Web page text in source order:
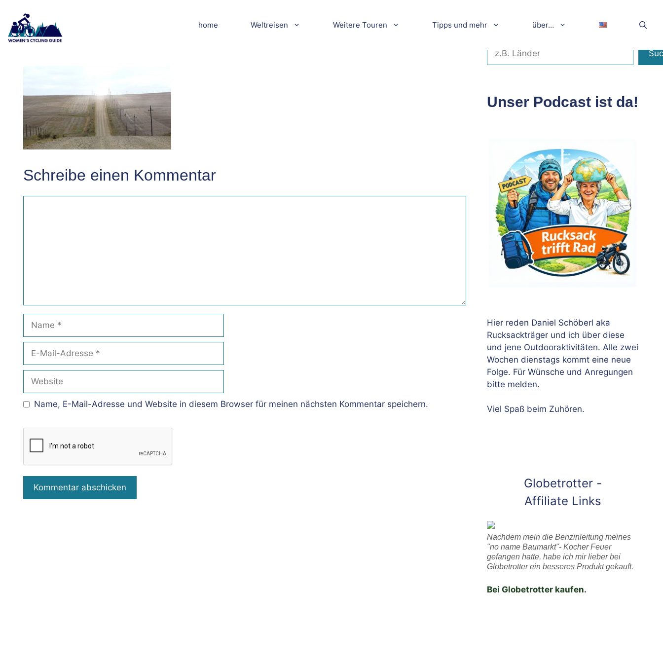
Inhalt
springen
home Weltreisen Weitere Touren Tipps und mehr über…
DSCN7298klein
Schreibe einen Kommentar
Mail-
Adresse
Name, E-Mail-Adresse und Website in diesem Browser für meinen nächsten Kommentar speichern.
Unser Podcast ist da!
Hier reden Daniel Schöberl aka
Rucksackträger und ich über diese
und jene Outdooraktivitäten. Alle zwei
Wochen dienstags kommt eine neue
Folge. Für Wünsche und Anregungen
bitte melden.
Viel Spaß beim Zuhören.
Globetrotter -
Affiliate Links
Nachdem mein die Benzinleitung meines
"no name Baumarkt"- Kocher Feuer
gefangen hatte, habe ich mir lieber bei
Globetrotter ein besseres Produkt gekauft.
Bei Globetrotter kaufen.